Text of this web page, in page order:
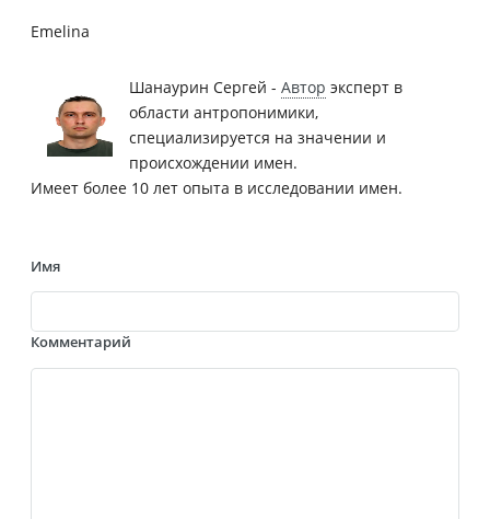
Emelina
Шанаурин Сергей - Автор эксперт в
области антропонимики,
специализируется на значении и
происхождении имен.
Имеет более 10 лет опыта в исследовании имен.
Имя
Комментарий